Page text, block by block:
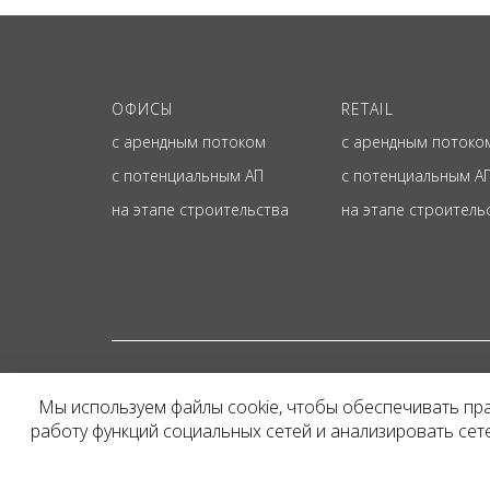
ОФИСЫ
с арендным потоком
с потенциальным АП
на этапе строительства
RETAIL
с арендным
с потенциальным
на этапе
Представленная на
и не является
Мы используем файлы cookie, чтобы обеспечивать
работу функций социальных сетей и анализировать